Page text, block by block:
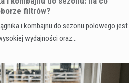
filtrów?
i kombajnu do sezonu polowego jest
wydajności oraz…